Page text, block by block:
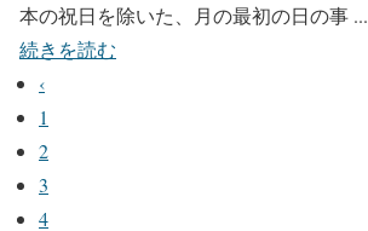
本の祝日を除いた、月の最初の日の事 ...
続きを読む
‹
1
2
3
4